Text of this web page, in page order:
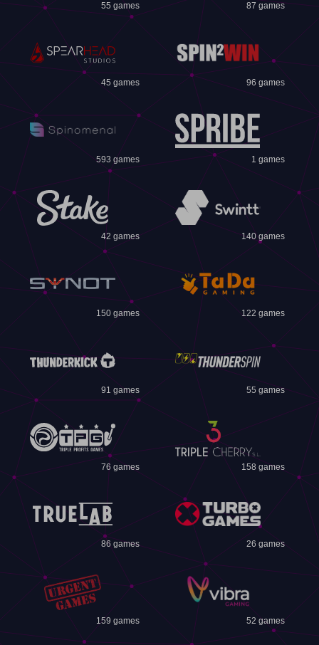
55 games 87 games
45 games 96 games
593 games 1 games
42 games 140 games
150 games 122 games
91 games 55 games
76 games 158 games
86 games 26 games
159 games 52 games